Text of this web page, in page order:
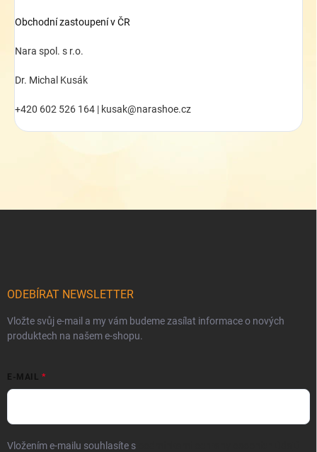
Obchodní zastoupení v ČR
Nara spol. s r.o.
Dr. Michal Kusák
+420 602 526 164 | kusak@narashoe.cz
ODEBÍRAT NEWSLETTER
Vložte svůj e-mail a my vám budeme zasílat informace o nových
produktech na našem e-shopu.
E-MAIL
Vložením e-mailu souhlasíte s